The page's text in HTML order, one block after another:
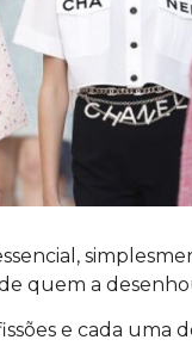
quem a
e cada uma